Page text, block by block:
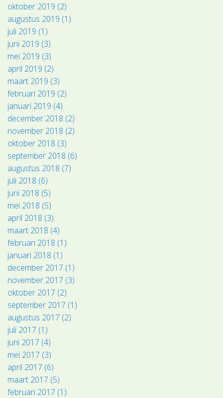
oktober 2019 (2)
augustus 2019 (1)
juli 2019 (1)
juni 2019 (3)
mei 2019 (3)
april 2019 (2)
maart 2019 (3)
februari 2019 (2)
januari 2019 (4)
december 2018 (2)
november 2018 (2)
oktober 2018 (3)
september 2018 (6)
augustus 2018 (7)
juli 2018 (6)
juni 2018 (5)
mei 2018 (5)
april 2018 (3)
maart 2018 (4)
februari 2018 (1)
januari 2018 (1)
december 2017 (1)
november 2017 (3)
oktober 2017 (2)
september 2017 (1)
augustus 2017 (2)
juli 2017 (1)
juni 2017 (4)
mei 2017 (3)
april 2017 (6)
maart 2017 (5)
februari 2017 (1)